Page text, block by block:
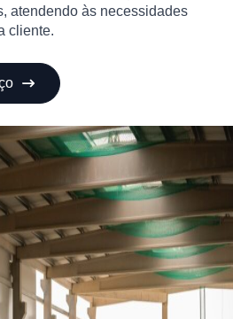
atendendo às necessidades
cliente.